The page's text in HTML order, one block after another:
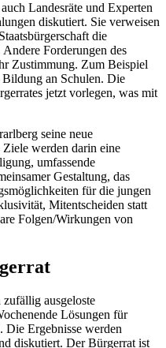
Landesräte und Experten
diskutiert. Sie verweisen
die
Forderungen des
Zustimmung. Zum Beispiel
an Schulen. Die
jetzt vorlegen, was mit
seine neue
werden darin eine
umfassende
Gestaltung, das
für die jungen
Mitentscheiden statt
Folgen/Wirkungen von
ausgeloste
Lösungen für
Die Ergebnisse werden
diskutiert. Der Bürgerrat ist